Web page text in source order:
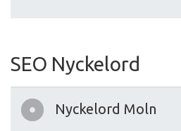
SEO Nyckelord
Nyckelord Moln